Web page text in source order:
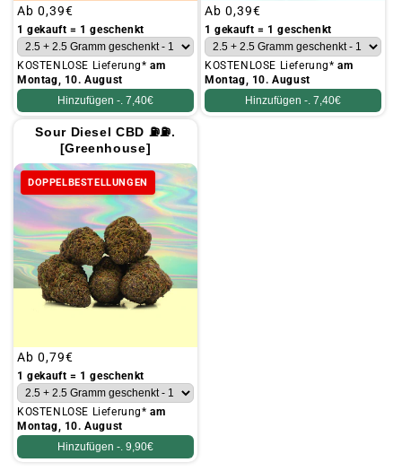
Üblicher
Preis
Ab 0,39€
1 gekauft = 1 geschenkt
KOSTENLOSE Lieferung*am
Montag, 10. August
Hinzufügen -. 7,40€
Üblicher
Preis
Ab 0,39€
1 gekauft = 1 geschenkt
KOSTENLOSE Lieferung*am
Montag, 10. August
Hinzufügen -. 7,40€
Sour Diesel CBD ⛽⛽.
[Greenhouse]
DOPPELBESTELLUNGEN
Üblicher
Preis
Ab 0,79€
1 gekauft = 1 geschenkt
KOSTENLOSE Lieferung*am
Montag, 10. August
Hinzufügen -. 9,90€